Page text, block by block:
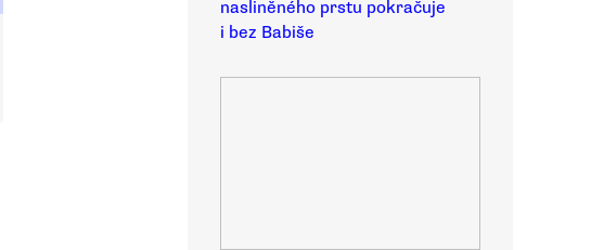
nasliněného prstu pokračuje
i bez Babiše